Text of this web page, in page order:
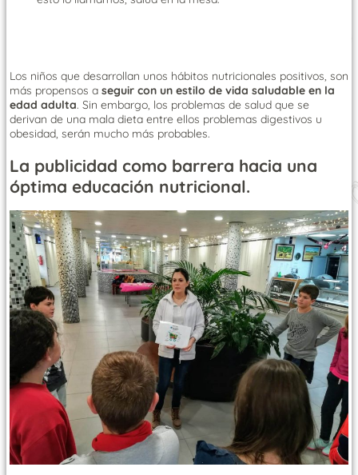
Los niños que desarrollan unos hábitos nutricionales positivos, son
más propensos a seguir con un estilo de vida saludable en la
edad adulta. Sin embargo, los problemas de salud que se
derivan de una mala dieta entre ellos problemas digestivos u
obesidad, serán mucho más probables.
La publicidad como barrera hacia una
óptima educación nutricional.